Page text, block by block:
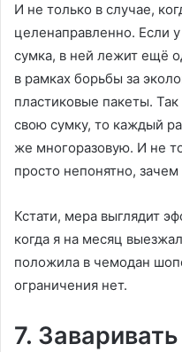
И не только в случае,
целенаправленно. Если
сумка, в ней лежит ещё
в рамках борьбы за
пластиковые пакеты.
свою сумку, то каждый
же многоразовую. И не
просто непонятно, зачем
Кстати, мера выглядит
когда я на месяц
положила в чемодан
ограничения нет.
7.